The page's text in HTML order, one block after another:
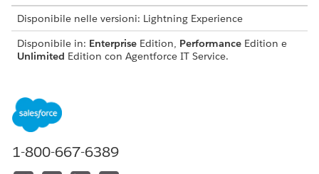
Disponibile nelle versioni: Lightning Experience
Disponibile in: Enterprise Edition, Performance Edition e
Unlimited Edition con Agentforce IT Service.
acquisisce i dettagli essenziali dell'utente per un'evasione
precisa e controllabile. Rivedere gli elementi inclusi nel
modello.
Attributi di accettazione
1-800-667-6389